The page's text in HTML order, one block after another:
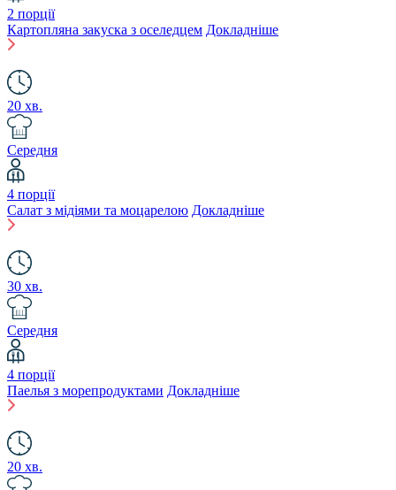
2 порції
Картопляна закуска з оселедцем Докладніше
20 хв.
Середня
4 порції
Салат з мідіями та моцарелою Докладніше
30 хв.
Середня
4 порції
Паелья з морепродуктами Докладніше
20 хв.